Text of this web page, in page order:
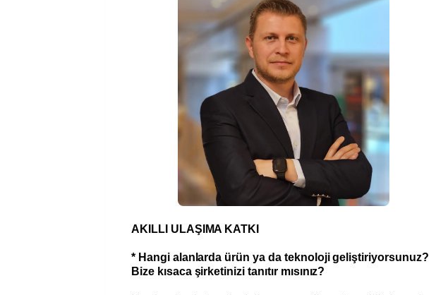
AKILLI ULAŞIMA KATKI
* Hangi alanlarda ürün ya da teknoloji geliştiriyorsunuz?
Bize kısaca şirketinizi tanıtır mısınız?